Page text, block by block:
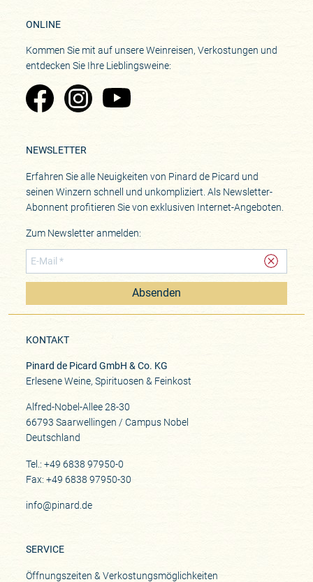
ONLINE
Kommen Sie mit auf unsere Weinreisen, Verkostungen und
entdecken Sie Ihre Lieblingsweine:
Zu Pinard's Facebook-Seite
Zu Pinard's Instagram-Seite
Zu Pinard's YouTube-Seite
NEWSLETTER
Erfahren Sie alle Neuigkeiten von Pinard de Picard und
seinen Winzern schnell und unkompliziert. Als Newsletter-
Abonnent profitieren Sie von exklusiven Internet-Angeboten.
Zum Newsletter anmelden:
Absenden
KONTAKT
Pinard de Picard GmbH & Co. KG
Erlesene Weine, Spirituosen & Feinkost
Alfred-Nobel-Allee 28-30
66793 Saarwellingen / Campus Nobel
Deutschland
Tel.: +49 6838 97950-0
Fax: +49 6838 97950-30
info@pinard.de
SERVICE
Öffnungszeiten & Verkostungsmöglichkeiten